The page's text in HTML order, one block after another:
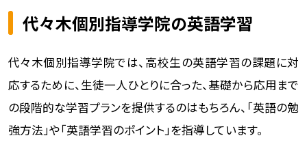
代々木個別指導学院の英語学習
代々木個別指導学院では、高校生の英語学習の課題に対
応するために、生徒一人ひとりに合った、基礎から応用まで
の段階的な学習プランを提供するのはもちろん、「英語の勉
強方法」や「英語学習のポイント」を指導しています。